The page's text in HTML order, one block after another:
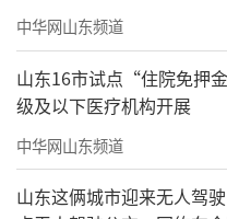
中华网山东频道
山东16市试点“住院免押
级及以下医疗机构开展
中华网山东频道
山东这俩城市迎来无人驾